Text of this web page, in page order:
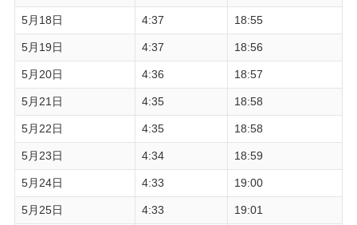
5月18日 4:37 18:55
5月19日 4:37 18:56
5月20日 4:36 18:57
5月21日 4:35 18:58
5月22日 4:35 18:58
5月23日 4:34 18:59
5月24日 4:33 19:00
5月25日 4:33 19:01